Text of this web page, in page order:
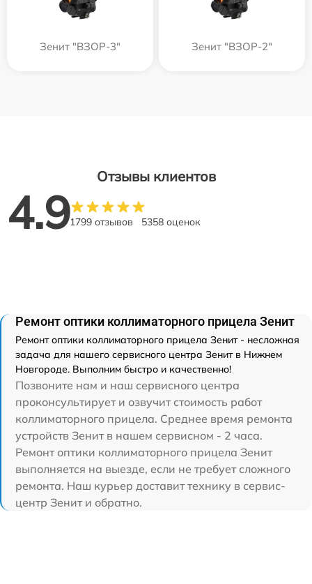
Зенит "ВЗОР-3" Зенит "ВЗОР-2"
Отзывы клиентов
4.91799 отзывов 5358 оценок
Ремонт оптики коллиматорного прицела Зенит
Ремонт оптики коллиматорного прицела Зенит - несложная
задача для нашего сервисного центра Зенит в Нижнем
Новгороде. Выполним быстро и качественно!
Позвоните нам и наш сервисного центра
проконсультирует и озвучит стоимость работ
коллиматорного прицела. Среднее время ремонта
устройств Зенит в нашем сервисном - 2 часа.
Ремонт оптики коллиматорного прицела Зенит
выполняется на выезде, если не требует сложного
ремонта. Наш курьер доставит технику в сервис-
центр Зенит и обратно.